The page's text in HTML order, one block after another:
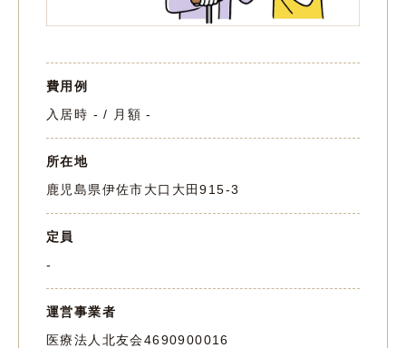
費用例
入居時 - / 月額 -
所在地
鹿児島県伊佐市大口大田915-3
定員
-
運営事業者
医療法人北友会4690900016